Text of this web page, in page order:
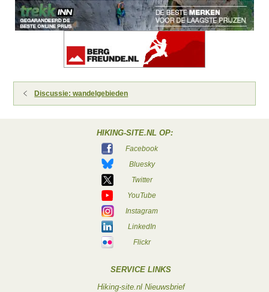
Discussie: wandelgebieden
HIKING-SITE.NL OP:
Facebook
Bluesky
Twitter
YouTube
Instagram
LinkedIn
Flickr
SERVICE LINKS
Hiking-site.nl Nieuwsbrief